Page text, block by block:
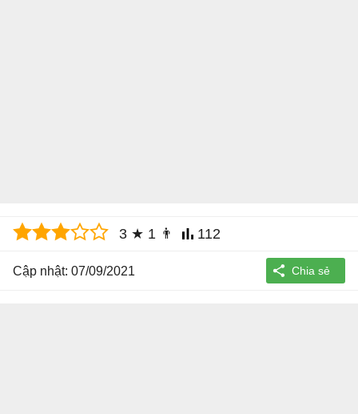
3 ★ 1 👨 112
Cập nhật: 07/09/2021